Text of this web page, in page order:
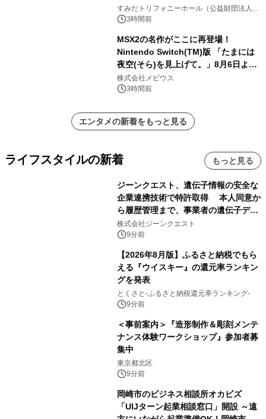
すみだトリフォニーホール（公益財団法人墨
田区文化振興財団）
3時間前
MSX2の名作がここに再登場！
Nintendo Switch(TM)版 「たまには
夜空(そら)を見上げて。」8月6日より
配信開始！
株式会社メビウス
3時間前
エンタメの新着をもっと見る
ライフスタイルの新着 もっと見る
ジーンクエスト、遺伝子情報の安全な
企業連携技術で特許取得 本人同意か
ら履歴管理まで、事業者の遺伝子デー
タ活用を支援
株式会社ジーンクエスト
9分前
【2026年8月版】ふるさと納税でもら
える『ウイスキー』の還元率ランキン
グを発表
とくさと-ふるさと納税還元率ランキング-
9分前
＜事前案内＞『造形制作＆彫刻メンテ
ナンス体験ワークショップ』参加者募
集中
東京都北区
9分前
岡崎市のビジネス相談所オカビズ
「UIJターン起業相談窓口」開設 ～遠